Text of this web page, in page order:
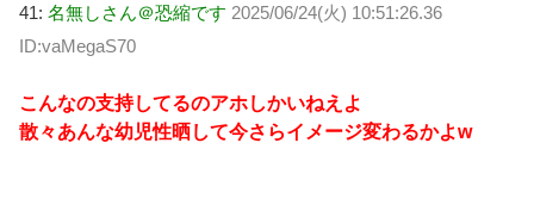
41: 名無しさん＠恐縮です 2025/06/24(火) 10:51:26.36
ID:vaMegaS70
こんなの支持してるのアホしかいねえよ
散々あんな幼児性晒して今さらイメージ変わるかよw